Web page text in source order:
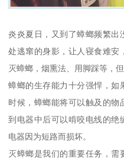
炎炎夏日，又到了蟑螂频繁出
处逃窜的身影，让人寝食难安
灭蟑螂，烟熏法、用脚踩等，
蟑螂的生存能力十分强悍，如
时候，蟑螂能将可以触及的物
到电器中后可以啃咬电线的绝
电器因为短路而损坏。
灭蟑螂是我们的重要任务，需